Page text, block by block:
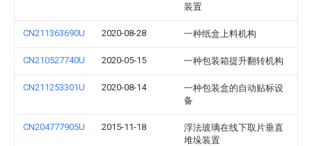
装置
CN211363690U 2020-08-28 一种纸盒上料机构
CN210527740U 2020-05-15 一种包装箱提升翻转机构
CN211253301U 2020-08-14
一种包装盒的自动贴标设
备
CN204777905U 2015-11-18
浮法玻璃在线下取片垂直
堆垛装置